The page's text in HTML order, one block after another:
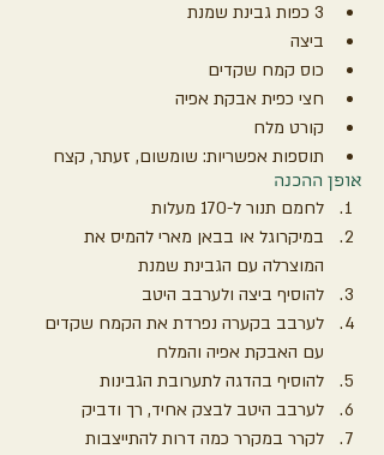
3 כפות גבינת שמנת
ביצה
כוס קמח שקדים
חצי כפית אבקת אפיה
קורט מלח
תוספות אפשריות: שומשום, זעתר, קצח
אופן ההכנה
לחמם תנור ל-170 מעלות
במיקרוגל או בבאן מארי להמיס את
המוצרלה עם הגבינת שמנת
להוסיף ביצה ולערבב היטב
לערבב בקערה נפרדת את הקמח שקדים
עם האבקת אפיה והמלח
להוסיף בהדגה לתערובת הגבינות
לערבב היטב לבצק אחיד, רך ודביק
לקרר במקרר כמה דרות להתייצבות